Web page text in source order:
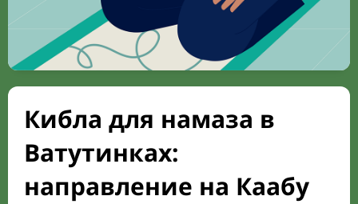
Кибла для намаза в
Ватутинках:
направление на Каабу